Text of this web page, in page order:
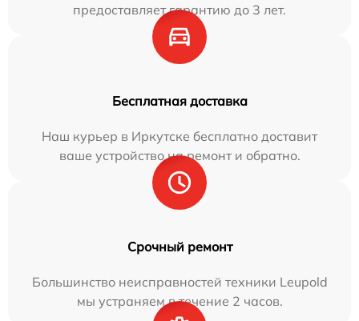
предоставляет гарантию до 3 лет.
Бесплатная доставка
Наш курьер в Иркутске бесплатно доставит
ваше устройство на ремонт и обратно.
Срочный ремонт
Большинство неисправностей техники Leupold
мы устраняем в течение 2 часов.